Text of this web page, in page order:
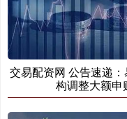
交易配资网 公告速递
构调整大额申